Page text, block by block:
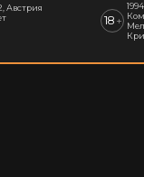
Австрия
18 +